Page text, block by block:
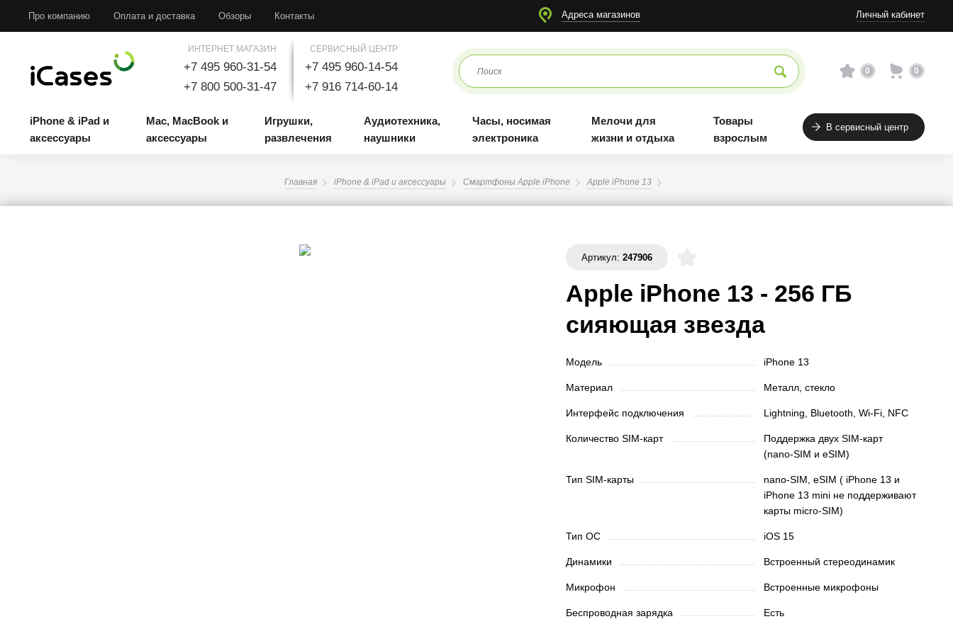
Про компанию Оплата и доставка Обзоры Контакты Адреса магазинов Личный кабинет
ИНТЕРНЕТ МАГАЗИН
+7 495 960-31-54
+7 800 500-31-47
СЕРВИСНЫЙ ЦЕНТР
+7 495 960-14-54
+7 916 714-60-14
0 0
iPhone & iPad и
аксессуары
Mac, MacBook и
аксессуары
Игрушки,
развлечения
Аудиотехника,
наушники
Часы, носимая
электроника
Мелочи для
жизни и отдыха
Товары
взрослым
В сервисный центр
Главная iPhone & iPad и аксессуары Смартфоны Apple iPhone Apple iPhone 13
Артикул:247906
Apple iPhone 13 - 256 ГБ
сияющая звезда
Модель iPhone 13
Материал Металл, стекло
Интерфейс подключения Lightning, Bluetooth, Wi-Fi, NFC
Количество SIM-карт
Поддержка двух SIM‑карт
(nano‑SIM и eSIM)
Тип SIM-карты
nano‑SIM, eSIM ( iPhone 13 и
iPhone 13 mini не поддерживают
карты micro‑SIM)
Тип ОС iOS 15
Динамики Встроенный стереодинамик
Микрофон Встроенные микрофоны
Беспроводная зарядка Есть